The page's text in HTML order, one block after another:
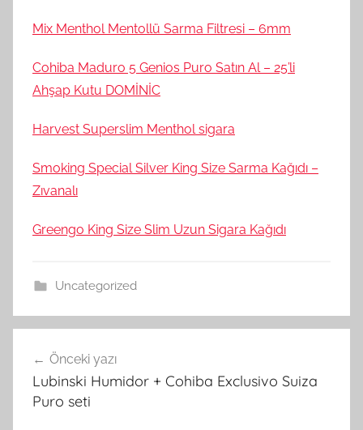
Mix Menthol Mentollü Sarma Filtresi – 6mm
Cohiba Maduro 5 Genios Puro Satın Al – 25’li
Ahşap Kutu DOMİNİC
Harvest Superslim Menthol sigara
Smoking Special Silver King Size Sarma Kağıdı –
Zıvanalı
Greengo King Size Slim Uzun Sigara Kağıdı
Uncategorized
gezinmesi
Önceki yazı
Lubinski Humidor + Cohiba Exclusivo Suiza
Puro seti